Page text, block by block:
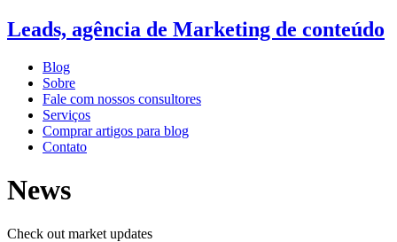
Leads, agência de Marketing de conteúdo
Blog
Sobre
Fale com nossos consultores
Serviços
Comprar artigos para blog
Contato
News
Check out market updates